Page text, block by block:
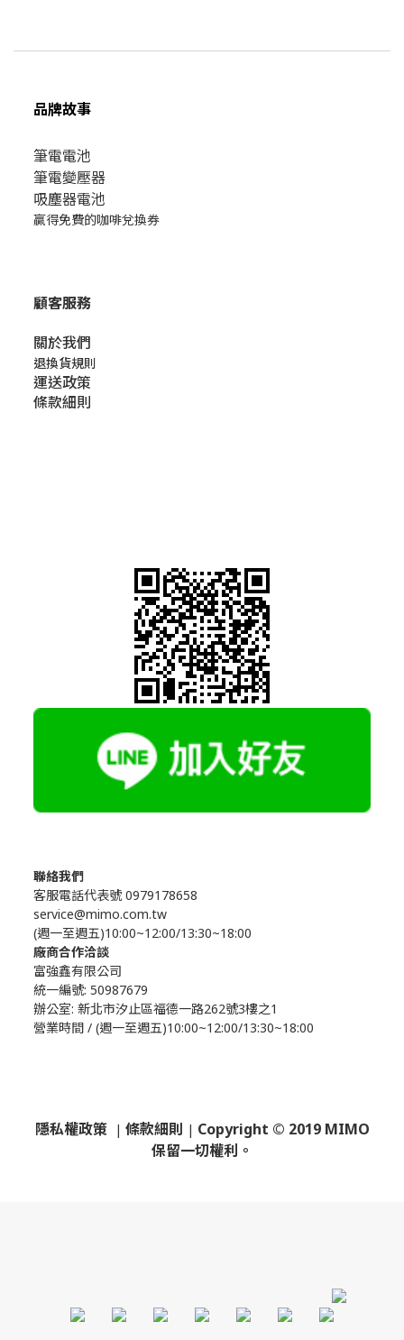
品牌故事
筆電電池
筆電變壓器
吸塵器電池
贏得免費的咖啡兌換券
顧客服務
關於我們​
退換貨規則
運送政策
條款細則
聯絡我們
客服電話代表號 0979178658
service@mimo.com.tw
(週一至週五)10:00~12:00/13:30~18:00
廠商合作洽談
富強鑫有限公司
統一編號: 50987679
辦公室: 新北市汐止區福德一路262號3樓之1
營業時間 / (週一至週五)10:00~12:00/13:30~18:00
隱私權政策 | 條款細則 | Copyright © 2019 MIMO
保留一切權利。